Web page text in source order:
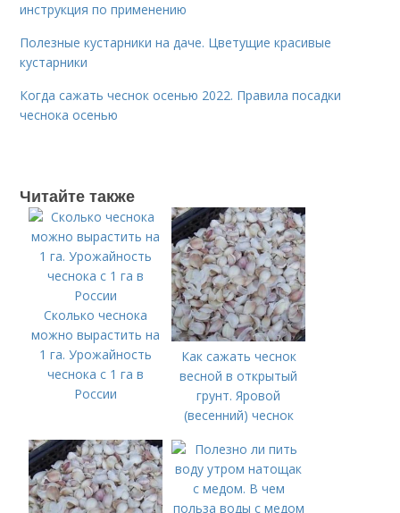
инструкция по применению
Полезные кустарники на даче. Цветущие красивые
кустарники
Когда сажать чеснок осенью 2022. Правила посадки
чеснока осенью
Читайте также
Сколько чеснока
можно вырастить на
1 га. Урожайность
чеснока с 1 га в
России
Как сажать чеснок
весной в открытый
грунт. Яровой
(весенний) чеснок